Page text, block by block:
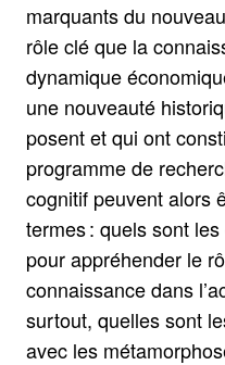
marquants du
rôle clé que la
dynamique
une nouveauté
posent et qui ont
programme de
cognitif peuvent alors
termes : quels sont
pour appréhender le
connaissance dans
surtout, quelles sont
avec les